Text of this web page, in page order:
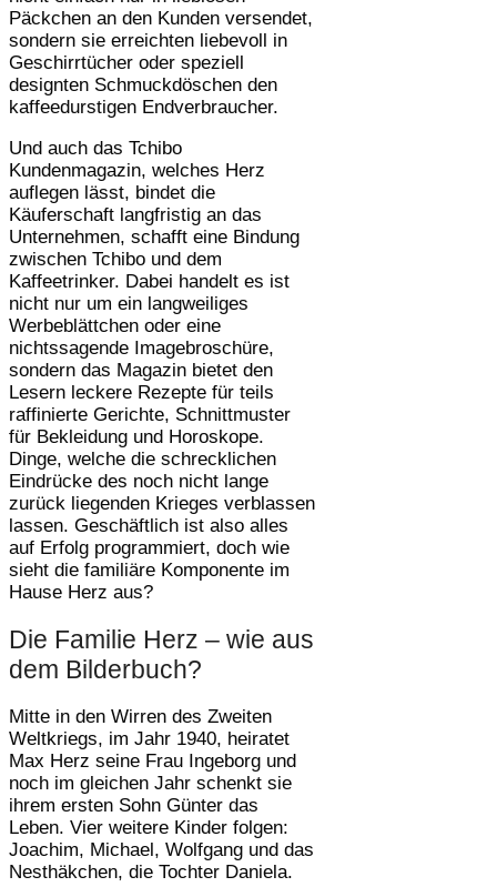
Päckchen an den Kunden versendet,
sondern sie erreichten liebevoll in
Geschirrtücher oder speziell
designten Schmuckdöschen den
kaffeedurstigen Endverbraucher.
Und auch das Tchibo
Kundenmagazin, welches Herz
auflegen lässt, bindet die
Käuferschaft langfristig an das
Unternehmen, schafft eine Bindung
zwischen Tchibo und dem
Kaffeetrinker. Dabei handelt es ist
nicht nur um ein langweiliges
Werbeblättchen oder eine
nichtssagende Imagebroschüre,
sondern das Magazin bietet den
Lesern leckere Rezepte für teils
raffinierte Gerichte, Schnittmuster
für Bekleidung und Horoskope.
Dinge, welche die schrecklichen
Eindrücke des noch nicht lange
zurück liegenden Krieges verblassen
lassen. Geschäftlich ist also alles
auf Erfolg programmiert, doch wie
sieht die familiäre Komponente im
Hause Herz aus?
Die Familie Herz – wie aus
dem Bilderbuch?
Mitte in den Wirren des Zweiten
Weltkriegs, im Jahr 1940, heiratet
Max Herz seine Frau Ingeborg und
noch im gleichen Jahr schenkt sie
ihrem ersten Sohn Günter das
Leben. Vier weitere Kinder folgen:
Joachim, Michael, Wolfgang und das
Nesthäkchen, die Tochter Daniela.